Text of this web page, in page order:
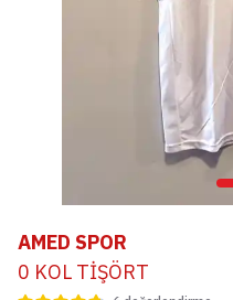
AMED SPOR
0 KOL TİŞÖRT